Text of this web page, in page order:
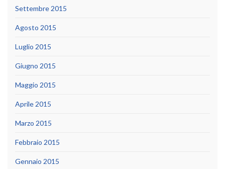
Settembre 2015
Agosto 2015
Luglio 2015
Giugno 2015
Maggio 2015
Aprile 2015
Marzo 2015
Febbraio 2015
Gennaio 2015